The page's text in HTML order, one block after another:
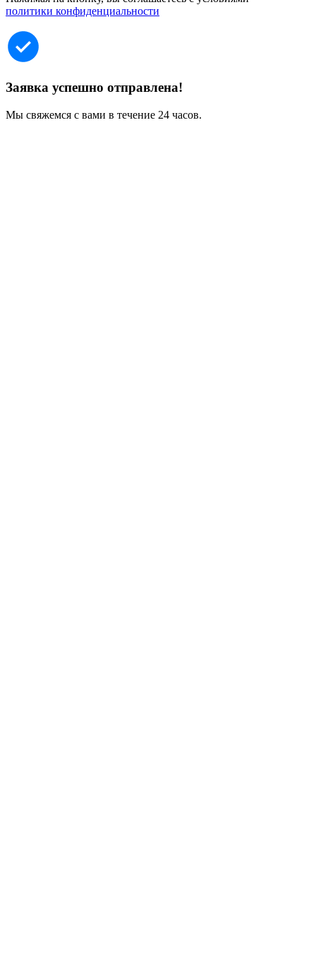
политики конфиденциальности
Заявка успешно отправлена!
Мы свяжемся с вами в течение 24 часов.